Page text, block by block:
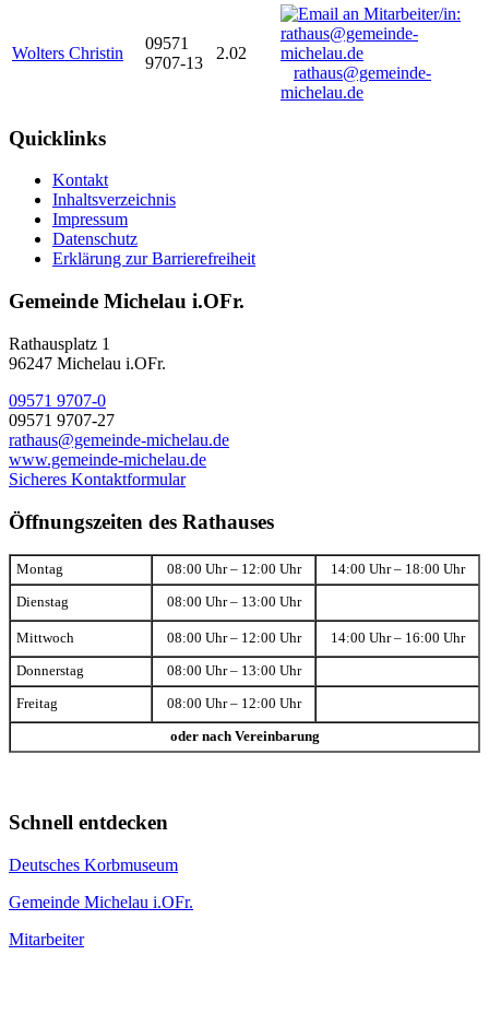
Wolters Christin
09571
9707-13
2.02
rathaus@gemeinde-
michelau.de
Quicklinks
Kontakt
Inhaltsverzeichnis
Impressum
Datenschutz
Erklärung zur Barrierefreiheit
Gemeinde Michelau i.OFr.
Rathausplatz 1
96247 Michelau i.OFr.
09571 9707-0
09571 9707-27
rathaus@gemeinde-michelau.de
www.gemeinde-michelau.de
Sicheres Kontaktformular
Öffnungszeiten des Rathauses
Montag 08:00 Uhr – 12:00 Uhr 14:00 Uhr – 18:00 Uhr
Dienstag 08:00 Uhr – 13:00 Uhr
Mittwoch 08:00 Uhr – 12:00 Uhr 14:00 Uhr – 16:00 Uhr
Donnerstag 08:00 Uhr – 13:00 Uhr
Freitag 08:00 Uhr – 12:00 Uhr
oder nach Vereinbarung
Schnell entdecken
Deutsches Korbmuseum
Gemeinde Michelau i.OFr.
Mitarbeiter